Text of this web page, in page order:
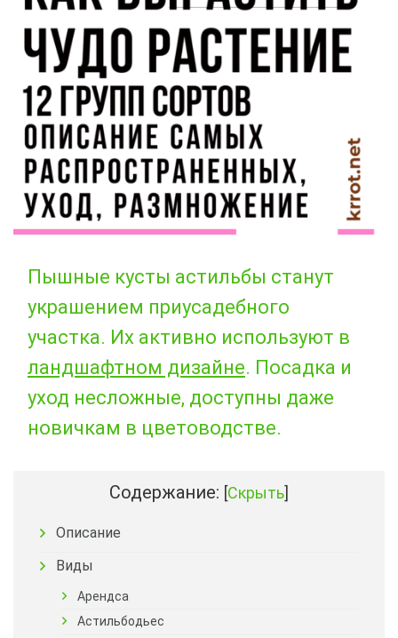
Пышные кусты астильбы станут
украшением приусадебного
участка. Их активно используют в
ландшафтном дизайне. Посадка и
уход несложные, доступны даже
новичкам в цветоводстве.
Содержание: [Скрыть]
Описание
Виды
Арендса
Астильбодьес